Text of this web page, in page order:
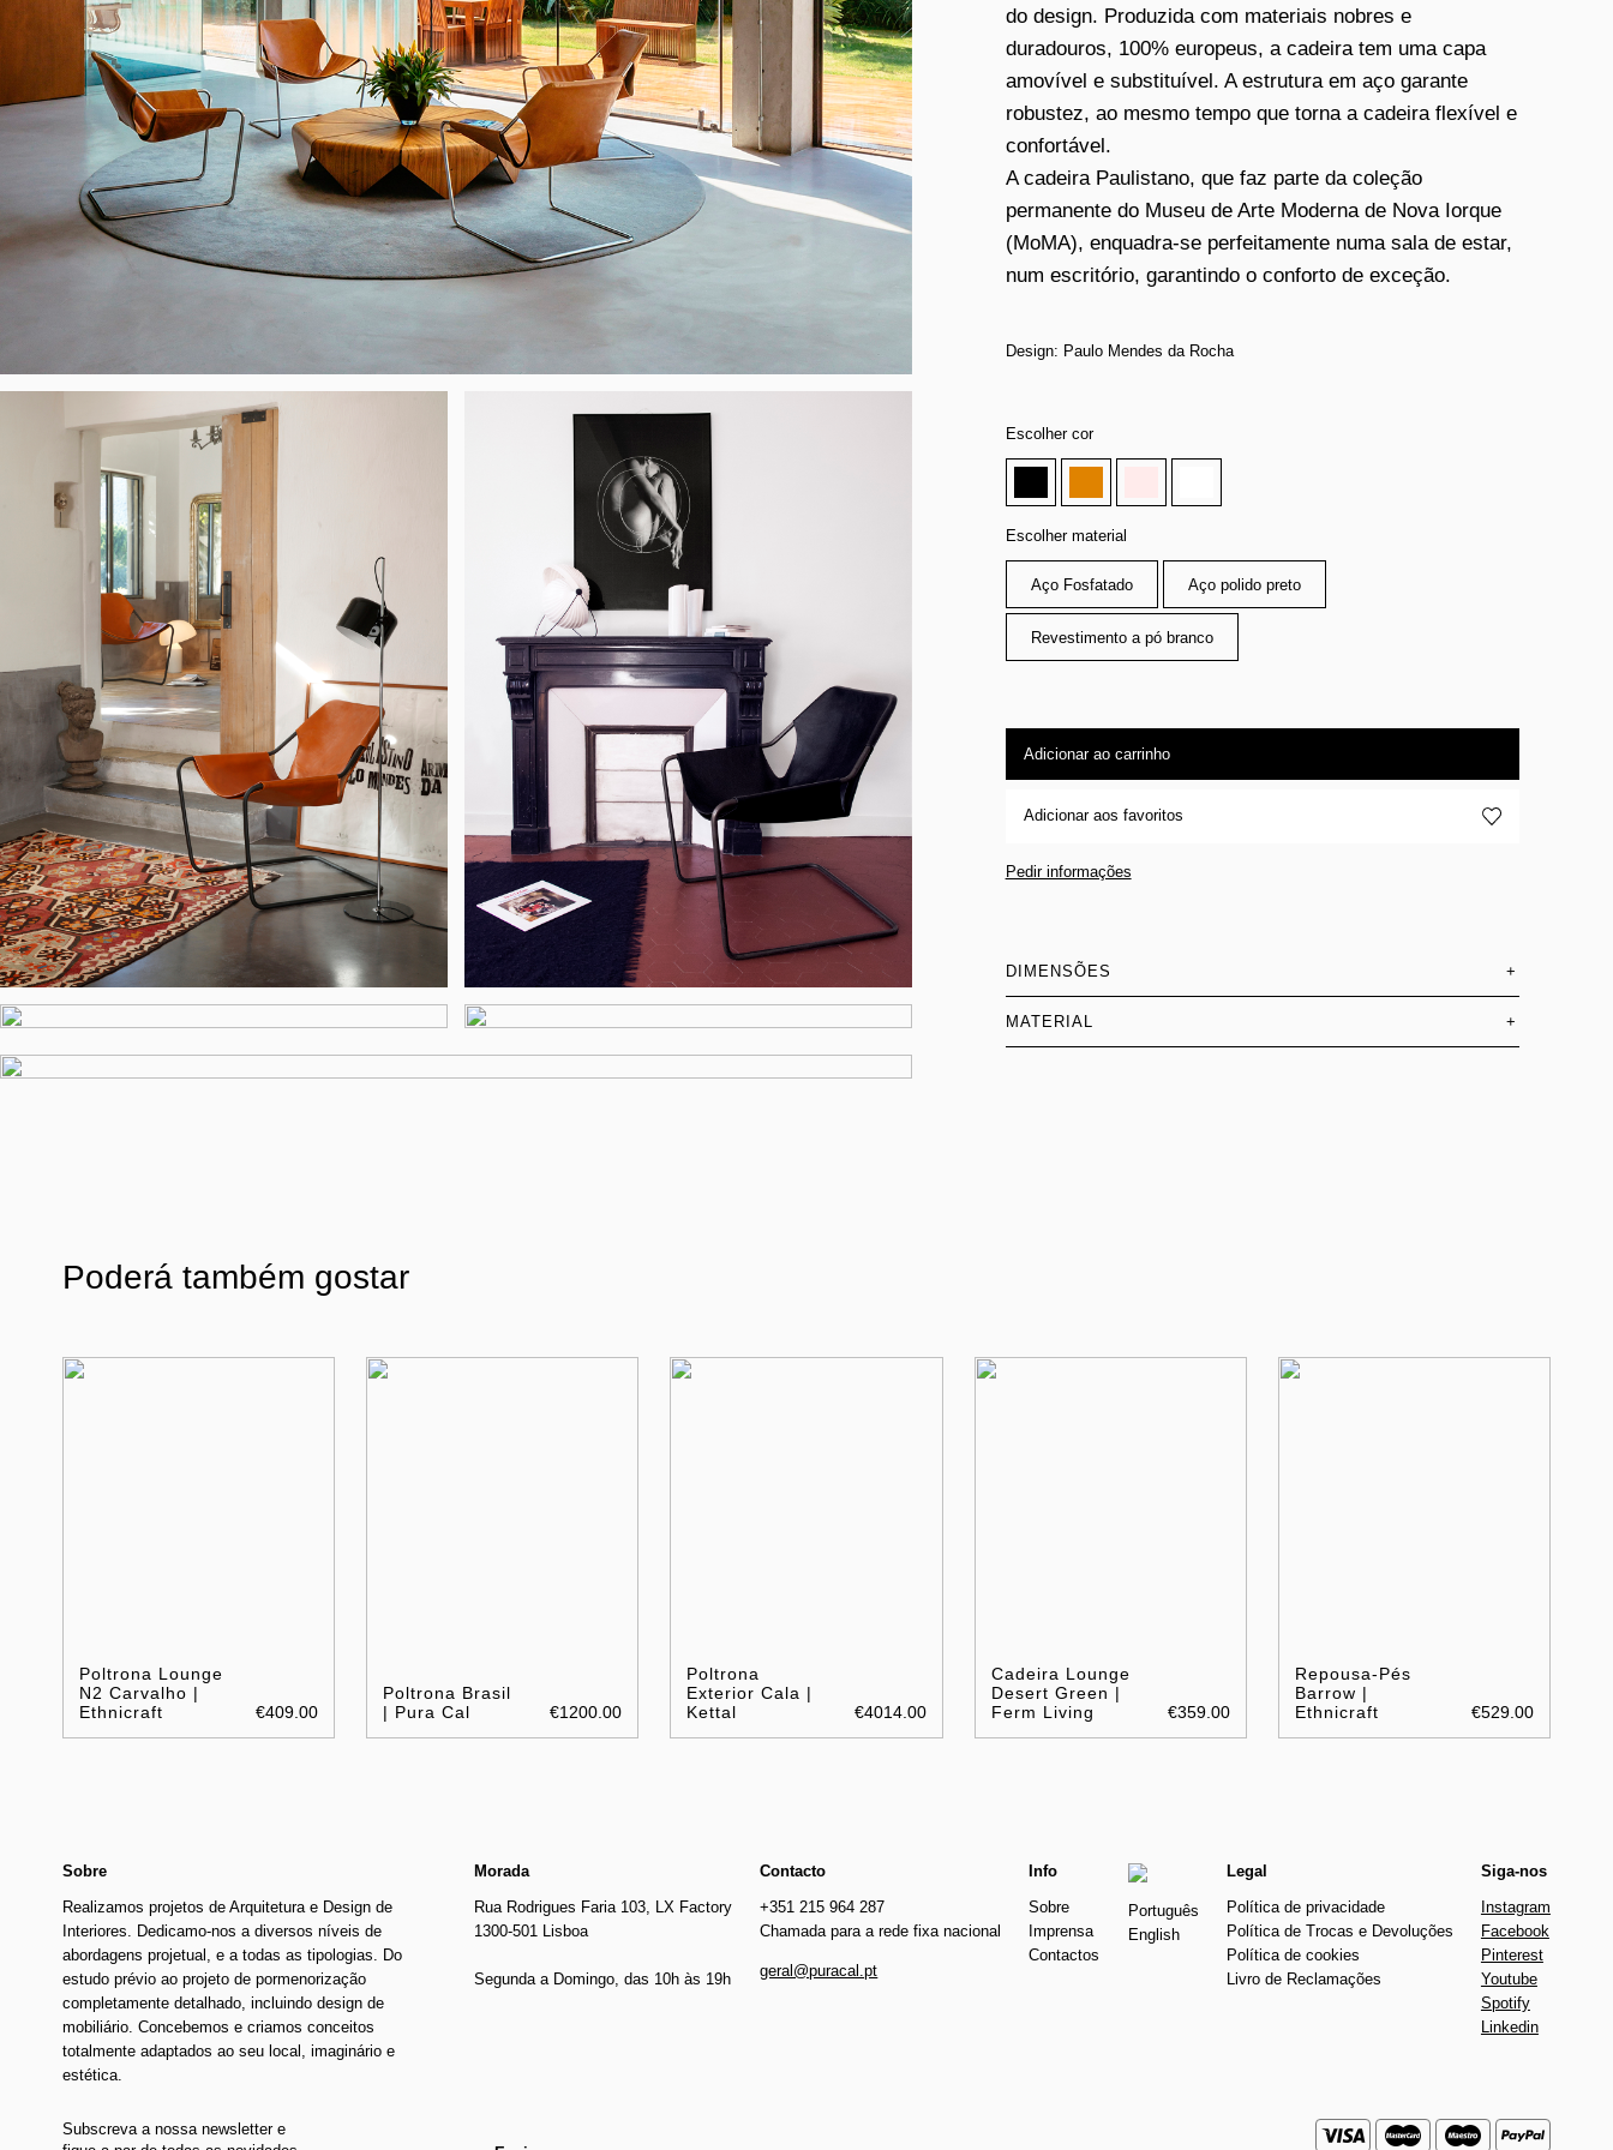
do design. Produzida com materiais nobres e
duradouros, 100% europeus, a cadeira tem uma capa
amovível e substituível. A estrutura em aço garante
robustez, ao mesmo tempo que torna a cadeira flexível e
confortável.
A cadeira Paulistano, que faz parte da coleção
permanente do Museu de Arte Moderna de Nova Iorque
(MoMA), enquadra-se perfeitamente numa sala de estar,
num escritório, garantindo o conforto de exceção.
Design: Paulo Mendes da Rocha
Escolher cor
Escolher material
Aço Fosfatado Aço polido preto
Revestimento a pó branco
Adicionar ao carrinho
Adicionar aos favoritos
Pedir informações
DIMENSÕES +
MATERIAL +
Poderá também gostar
Poltrona Lounge
N2 Carvalho |
Ethnicraft
€409.00
Poltrona Brasil
| Pura Cal
€1200.00
Poltrona
Exterior Cala |
Kettal
€4014.00
Cadeira Lounge
Desert Green |
Ferm Living
€359.00
Repousa-Pés
Barrow |
Ethnicraft
€529.00
Sobre
Realizamos projetos de Arquitetura e Design de
Interiores. Dedicamo-nos a diversos níveis de
abordagens projetual, e a todas as tipologias. Do
estudo prévio ao projeto de pormenorização
completamente detalhado, incluindo design de
mobiliário. Concebemos e criamos conceitos
totalmente adaptados ao seu local, imaginário e
estética.
Morada
Rua Rodrigues Faria 103, LX Factory
1300-501 Lisboa
Segunda a Domingo, das 10h às 19h
Contacto
+351 215 964 287
Chamada para a rede fixa nacional
geral@puracal.pt
Info
Sobre
Imprensa
Contactos
Português
English
Legal
Política de privacidade
Política de Trocas e Devoluções
Política de cookies
Livro de Reclamações
Siga-nos
Instagram
Facebook
Pinterest
Youtube
Spotify
Linkedin
Subscreva a nossa newsletter e